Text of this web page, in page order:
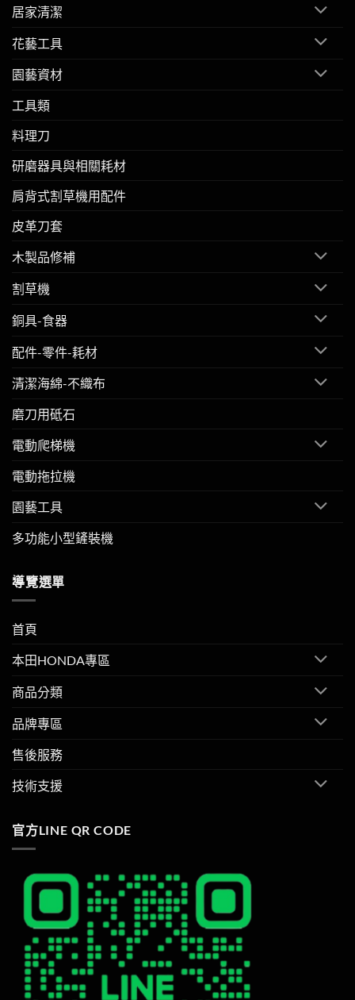
居家清潔
花藝工具
園藝資材
工具類
料理刀
研磨器具與相關耗材
肩背式割草機用配件
皮革刀套
木製品修補
割草機
銅具-食器
配件-零件-耗材
清潔海綿-不織布
磨刀用砥石
電動爬梯機
電動拖拉機
園藝工具
多功能小型鏟裝機
導覽選單
首頁
本田HONDA專區
商品分類
品牌專區
售後服務
技術支援
官方LINE QR CODE